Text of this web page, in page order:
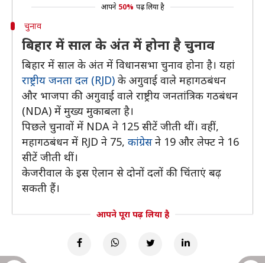
आपने 50% पढ़ लिया है
चुनाव
बिहार में साल के अंत में होना है चुनाव
बिहार में साल के अंत में विधानसभा चुनाव होना है। यहां
राष्ट्रीय जनता दल (RJD) के अगुवाई वाले महागठबंधन
और भाजपा की अगुवाई वाले राष्ट्रीय जनतांत्रिक गठबंधन
(NDA) में मुख्य मुकाबला है।
पिछले चुनावों में NDA ने 125 सीटें जीती थीं। वहीं,
महागठबंधन में RJD ने 75, कांग्रेसने 19 और लेफ्ट ने 16
सीटें जीती थीं।
केजरीवाल के इस ऐलान से दोनों दलों की चिंताएं बढ़
सकती हैं।
आपने पूरा पढ़ लिया है